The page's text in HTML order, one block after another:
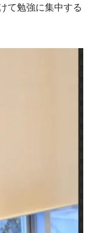
て勉強に集中する